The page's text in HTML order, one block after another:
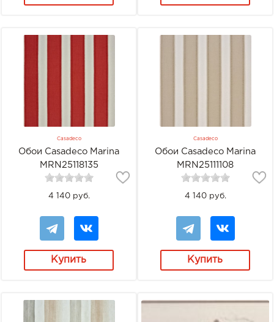
Casadeco
Обои Casadeco Marina
MRN25118135
4 140 руб.
Купить
Casadeco
Обои Casadeco Marina
MRN25111108
4 140 руб.
Купить